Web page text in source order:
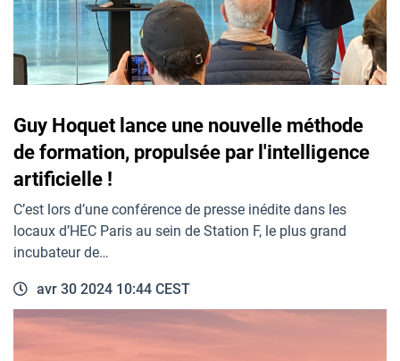
Guy Hoquet lance une nouvelle méthode
de formation, propulsée par l'intelligence
artificielle !
C’est lors d’une conférence de presse inédite dans les
locaux d’HEC Paris au sein de Station F, le plus grand
incubateur de…
avr 30 2024 10:44 CEST